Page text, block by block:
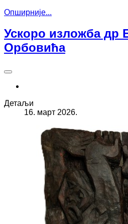
Опширније...
Ускоро изложба др
Орбовића
Детаљи
16. март 2026.